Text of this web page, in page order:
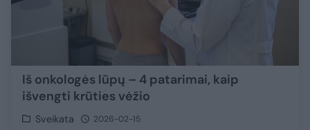
Iš onkologės lūpų – 4 patarimai, kaip
išvengti krūties vėžio
Sveikata 2026-02-15